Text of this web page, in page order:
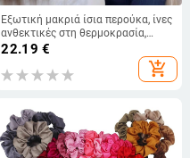
Εξωτική μακριά ίσια περούκα, ίνες
ανθεκτικές στη θερμοκρασία,
μοντέλο L190, φυσική όψη,
22.19 €
add_shopping_cart